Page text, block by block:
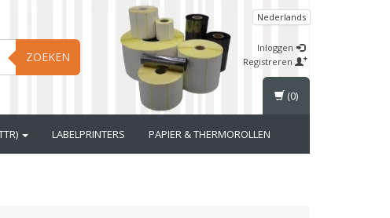
ZOEKEN
Nederlands
Inloggen
Registreren
LABELPRINTERS PAPIER & THERMOROLLEN
(0)